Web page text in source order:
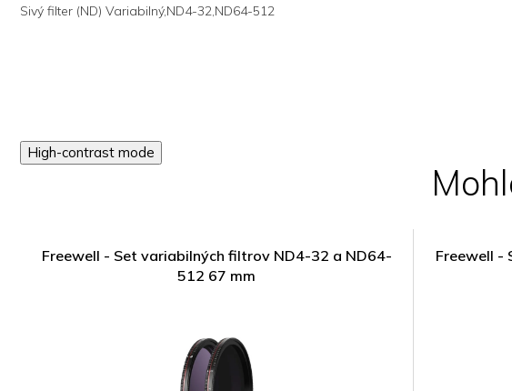
Sivý filter (ND) Variabilný,ND4-32,ND64-512
High-contrast mode
Freewell - Set variabilných filtrov ND4-32 a ND64-
512 67 mm
Freewell -